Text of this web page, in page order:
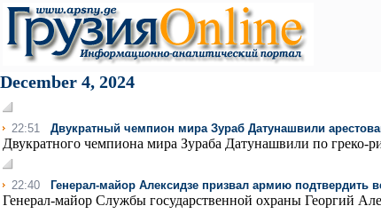
December 4, 2024
22:51 Двукратный чемпион мира Зураб Датунашвили
Двукратного чемпиона мира Зураба Датунашвили по греко-
22:40 Генерал-майор Алексидзе призвал армию подтвердить
Генерал-майор Службы государственной охраны Георгий